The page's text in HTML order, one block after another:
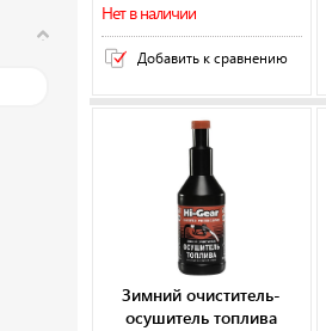
Нет в наличии
Добавить к сравнению
Зимний очиститель-
осушитель топлива